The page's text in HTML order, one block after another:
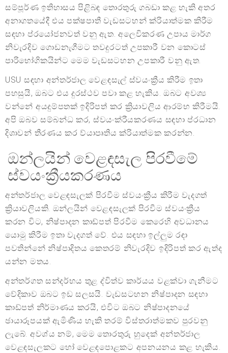
සම්පූර්ණ ඉතිහාසය පිළිබඳ තොරතුරු ගබඩා කළ හැකි අතර
අනාගතයේදී එය පක්ෂපාතී වැඩසටහන් ක්රියාත්මක කිරීම
සඳහා ප්රයෝජනවත් වනු ඇත. අලෙවිකරණ උපාය මාර්ග
නිවැරදිව ගොඩනැගීමට තවදුරටත් උපකාරී වන කොටස්
පාරිභෝගිකයින්ට මෙම වැඩසටහන උපකාරී වනු ඇත.
USU සඳහා අන්තර්ජාල වෙළඳසැල් ස්වයංක්‍රීය කිරීම ඉතා
පහසුයි, ඔබට එය දුරස්ථව පවා කළ හැකිය. ඔබට අවශ්‍ය
වන්නේ අයදුම්පතක් ඉදිරිපත් කර ක්‍රියාවලිය ආරම්භ කිරීමයි.
අපි ඔබව සම්බන්ධ කර, ස්වයංක්රීයකරණය සඳහා ප්රධාන
දිශාවන් තීරණය කර ව්යාපෘතිය ක්රියාත්මක කරන්න.
ඔන්ලයින් වෙළඳසැල පිරවීමේ
ස්වයංක්‍රීයකරණය
අන්තර්ජාල වෙළඳසැලක් පිරවීම ස්වයංක්‍රීය කිරීම වැදගත්
ක්‍රියාවලියකි. ඔන්ලයින් වෙළඳසැලක් පිරවීම ස්වයංක්‍රීය
කරන විට, නිෂ්පාදන කාඩ්පත් පිරවීම කෙරෙහි අවධානය
යොමු කිරීම ඉතා වැදගත් වේ. එය සඳහා ඉල්ලුම රඳා
පවතින්නේ නිෂ්පාදිතය කෙතරම් නිවැරදිව ඉදිරිපත් කර ඇත්ද
යන්න මතය.
අන්තර්ගත සන්දර්භය තුළ ද්විත්ව කාර්යය වළක්වා ගැනීමට
වේදිකාව ඔබට ඉඩ සලසයි. වැඩසටහන නිෂ්පාදන සඳහා
කාඩ්පත් නිර්මාණය කරයි, එවිට ඔබට නිෂ්පාදනයේ
ඡායාරූපයක් ඇමිණිය හැකි තරම් විස්තරාත්මකව පුරවනු
ලැබේ. අවශ්ය නම්, මෙම තොරතුරු හුදෙක් අන්තර්ජාල
වෙළඳසැලකට හෝ වෙළඳපොළකට අපනයනය කළ හැකිය.